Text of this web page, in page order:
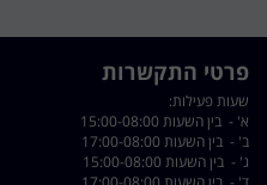
פרטי התקשרות
שעות פעילות:
א' - בין השעות 15:00-08:00
ב' - בין השעות 17:00-08:00
ג' - בין השעות 15:00-08:00